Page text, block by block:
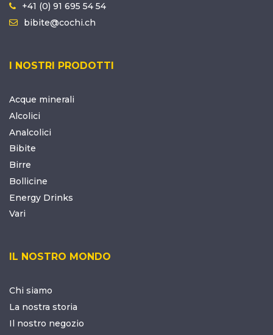
+41 (0) 91 695 54 54
bibite@cochi.ch
I NOSTRI PRODOTTI
Acque minerali
Alcolici
Analcolici
Bibite
Birre
Bollicine
Energy Drinks
Vari
IL NOSTRO MONDO
Chi siamo
La nostra storia
Il nostro negozio